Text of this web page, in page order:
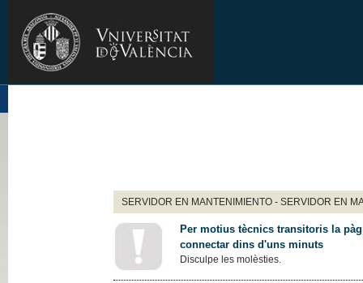
SERVIDOR EN MANTENIMIENTO - SERVIDOR EN
Per motius tècnics transitoris la
connectar dins d'uns minuts
Disculpe les molèsties.